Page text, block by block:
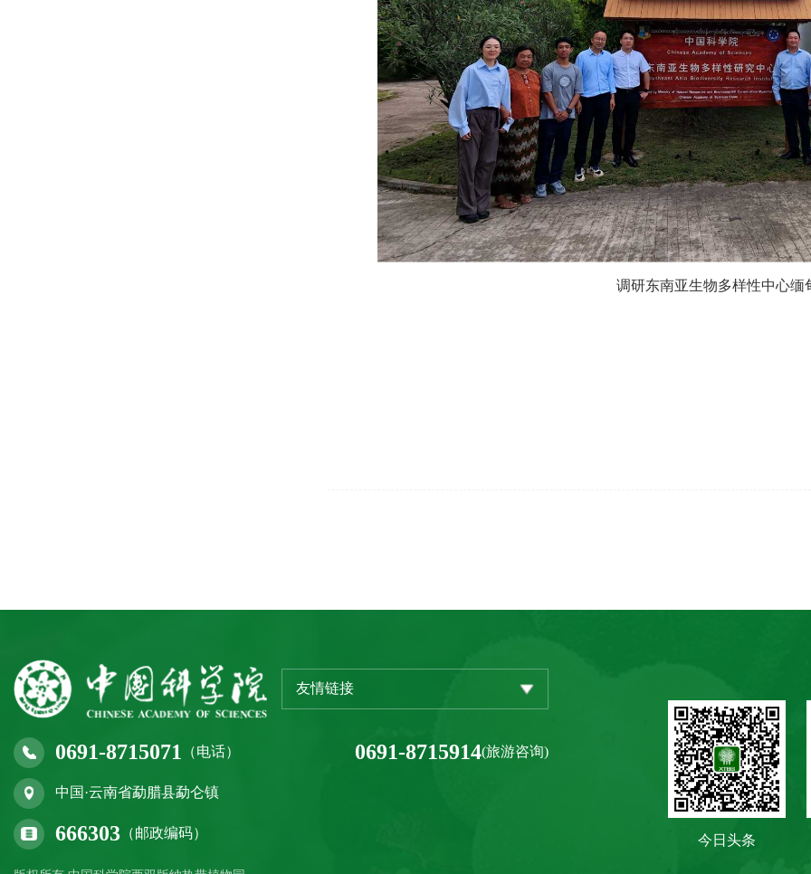
调研东南亚生物多样性中心缅
友情链接
0691-8715071 （电话） 0691-8715914(旅游咨询)
中国·云南省勐腊县勐仑镇
666303 （邮政编码） 今日头条